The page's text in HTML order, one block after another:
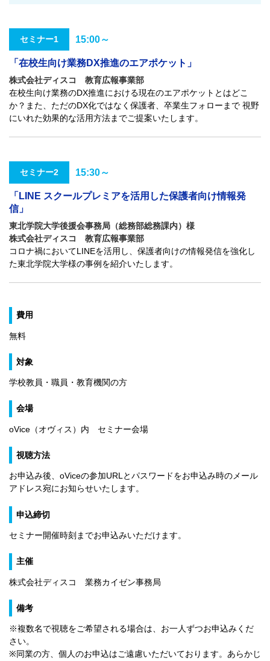
セミナー1 15:00～
「在校生向け業務DX推進のエアポケット」
株式会社ディスコ 教育広報事業部
在校生向け業務のDX推進における現在のエアポケットとはどこ
か？また、ただのDX化ではなく保護者、卒業生フォローまで 視野
にいれた効果的な活用方法までご提案いたします。
セミナー2 15:30～
「LINE スクールプレミアを活用した保護者向け情報発
信」
東北学院大学後援会事務局（総務部総務課内）様
株式会社ディスコ 教育広報事業部
コロナ禍においてLINEを活用し、保護者向けの情報発信を強化し
た東北学院大学様の事例を紹介いたします。
費用
無料
対象
学校教員・職員・教育機関の方
会場
oVice（オヴィス）内 セミナー会場
視聴方法
お申込み後、oViceの参加URLとパスワードをお申込み時のメール
アドレス宛にお知らせいたします。
申込締切
セミナー開催時刻までお申込みいただけます。
主催
株式会社ディスコ 業務カイゼン事務局
備考
※複数名で視聴をご希望される場合は、お一人ずつお申込みくだ
さい。
※同業の方、個人のお申込はご遠慮いただいております。あらかじ